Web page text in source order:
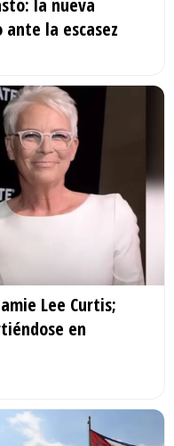
la nueva
la escasez
Lee Curtis;
en